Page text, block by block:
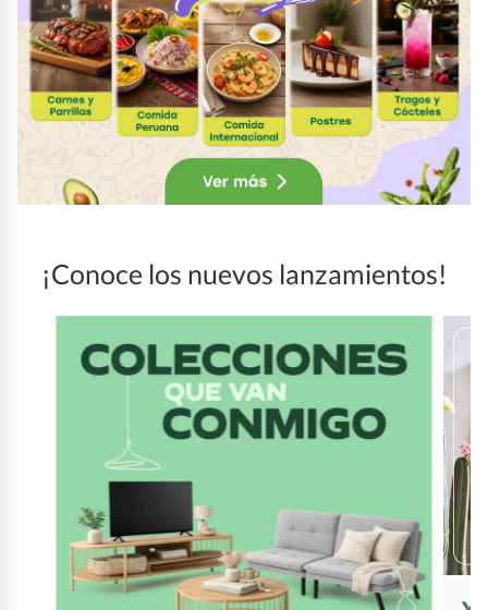
¡Conoce los nuevos lanzamientos!